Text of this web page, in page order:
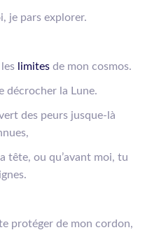
je pars explorer.
limitesde mon cosmos.
décrocher la Lune.
des peurs jusque-là
tête, ou qu’avant moi, tu
protéger de mon cordon,